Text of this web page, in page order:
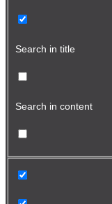
Search in title
Search in content